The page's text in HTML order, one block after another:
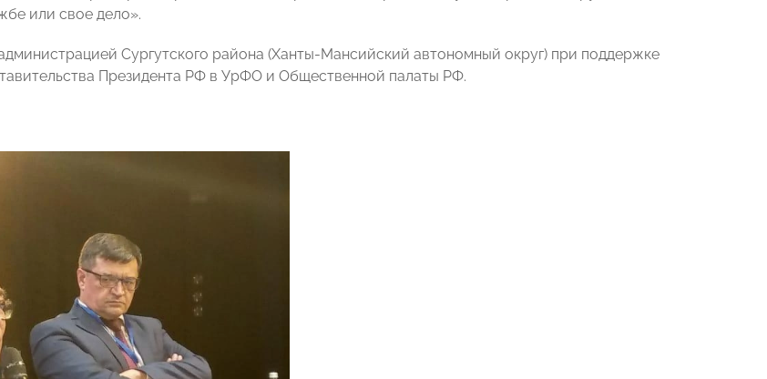
или свое дело».
Сургутского района (Ханты-Мансийский автономный округ) при поддержке
Президента РФ в УрФО и Общественной палаты РФ.